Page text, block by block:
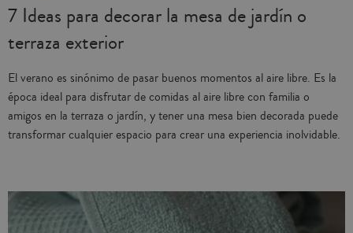
7 Ideas para decorar la mesa de jardín o
terraza exterior
El verano es sinónimo de pasar buenos momentos al aire libre. Es la
época ideal para disfrutar de comidas al aire libre con familia o
amigos en la terraza o jardín, y tener una mesa bien decorada puede
transformar cualquier espacio para crear una experiencia inolvidable.